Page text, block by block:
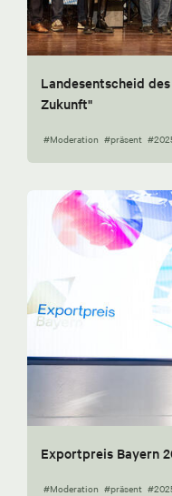
Landesentscheid
Zukunft"
#Moderation #präsent
Exportpreis Bayern
#Moderation #präsent